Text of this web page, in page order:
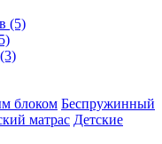
(5)
блоком Беспружинный
матрас Детские